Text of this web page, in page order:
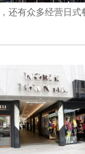
还有众多经营日